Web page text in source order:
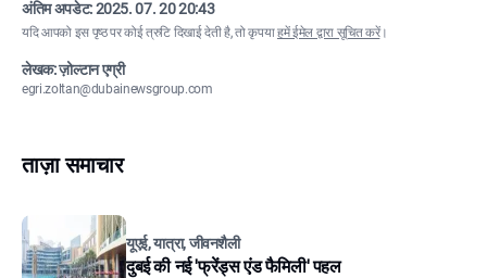
अंतिम अपडेट:2025. 07. 20 20:43
यदि आपको इस पृष्ठ पर कोई त्रुटि दिखाई देती है, तो कृपयाहमें ईमेल द्वारा सूचित करें।
लेखक: ज़ोल्टान एग्री
egri.zoltan@dubainewsgroup.com
ताज़ा समाचार
यूएई, यात्रा, जीवनशैली
दुबई की नई 'फ्रेंड्स एंड फैमिली' पहल